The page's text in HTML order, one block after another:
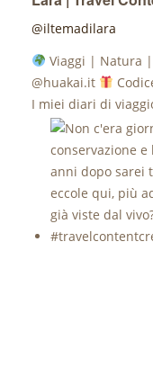
@iltemadilara
Viaggi | Natura
@huakai.it
I miei diari di